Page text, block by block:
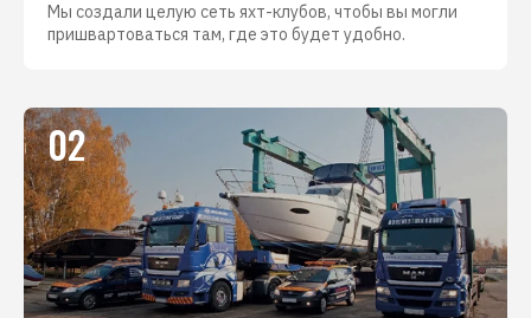
Мы создали целую сеть яхт-клубов, чтобы вы могли
пришвартоваться там, где это будет удобно.
02